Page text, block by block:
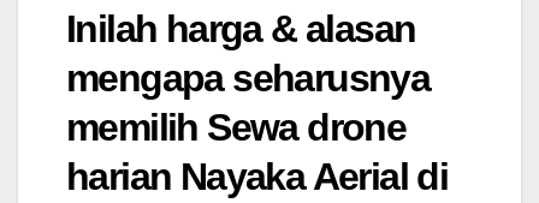
Inilah harga & alasan
mengapa seharusnya
memilih Sewa drone
harian Nayaka Aerial di